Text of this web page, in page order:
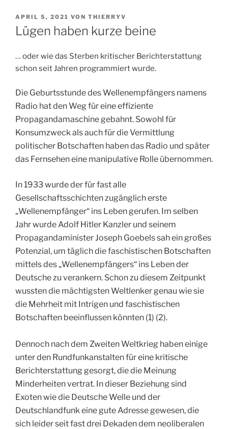
VERÖFFENTLICHT
AM
APRIL 5, 2021 VON THIERRYV
Lügen haben kurze beine
… oder wie das Sterben kritischer Berichterstattung
schon seit Jahren programmiert wurde.
Die Geburtsstunde des Wellenempfängers namens
Radio hat den Weg für eine effiziente
Propagandamaschine gebahnt. Sowohl für
Konsumzweck als auch für die Vermittlung
politischer Botschaften haben das Radio und später
das Fernsehen eine manipulative Rolle übernommen.
In 1933 wurde der für fast alle
Gesellschaftsschichten zugänglich erste
„Wellenempfänger“ ins Leben gerufen. Im selben
Jahr wurde Adolf Hitler Kanzler und seinem
Propagandaminister Joseph Goebels sah ein großes
Potenzial, um täglich die faschistischen Botschaften
mittels des „Wellenempfängers“ ins Leben der
Deutsche zu verankern. Schon zu diesem Zeitpunkt
wussten die mächtigsten Weltlenker genau wie sie
die Mehrheit mit Intrigen und faschistischen
Botschaften beeinflussen könnten (1) (2).
Dennoch nach dem Zweiten Weltkrieg haben einige
unter den Rundfunkanstalten für eine kritische
Berichterstattung gesorgt, die die Meinung
Minderheiten vertrat. In dieser Beziehung sind
Exoten wie die Deutsche Welle und der
Deutschlandfunk eine gute Adresse gewesen, die
sich leider seit fast drei Dekaden dem neoliberalen